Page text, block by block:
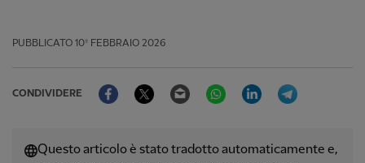
PUBBLICATO 10º FEBBRAIO 2026
CONDIVIDERE
FacebookTwitter Email WhatsAppLinkedIn
Questo articolo è stato tradotto automaticamente e,